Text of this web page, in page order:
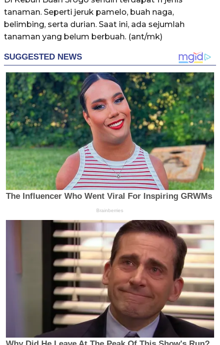
tanaman. Seperti jeruk pamelo, buah naga,
belimbing, serta durian. Saat ini, ada sejumlah
tanaman yang belum berbuah. (ant/mk)